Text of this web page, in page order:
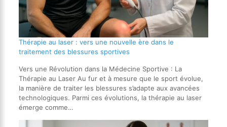
Thérapie au laser : vers une nouvelle ère dans le
traitement des blessures sportives
Vers une Révolution dans la Médecine Sportive : La
Thérapie au Laser Au fur et à mesure que le sport évolue,
la manière de traiter les blessures s’adapte aux avancées
technologiques. Parmi ces évolutions, la thérapie au laser
émerge comme…